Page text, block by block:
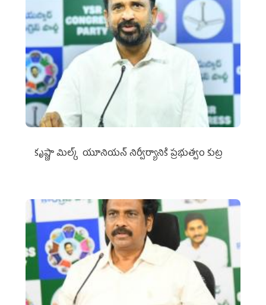
కృష్ణా మిల్క్‌ యూనియన్‌ నిర్వీర్యానికి ప్రభుత్వం కుట్ర